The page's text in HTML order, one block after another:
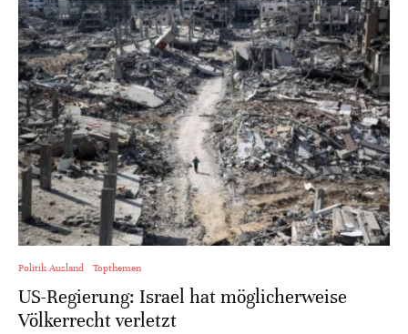
Politik Ausland Topthemen
US-Regierung: Israel hat möglicherweise
Völkerrecht verletzt